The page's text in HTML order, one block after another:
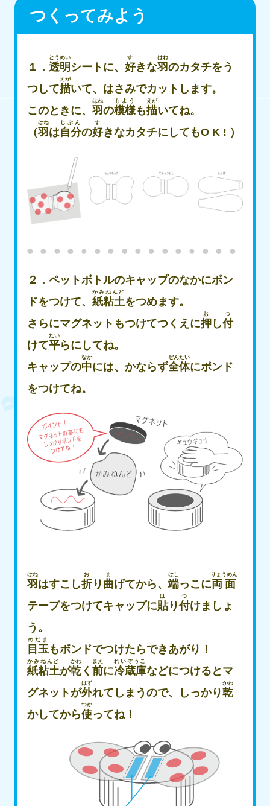
つくってみよう
１． 透明
とうめい
シートに、 好
す
きな羽
はね
のカタチをう
つして描
えが
いて、はさみでカットします。
このときに、 羽
はね
の模様
もよう
も描
えが
いてね。
（羽
はね
は自分
じぶん
の好
す
きなカタチにしてもO K ! ）
２．ペットボトルのキャップのなかにボン
ドをつけて、 紙粘土
かみねんど
をつめます。
さらにマグネットもつけてつくえに押
お
し付
つ
けて平
たい
らにしてね。
キャップの中
なか
には、かならず全体
ぜんたい
にボンド
をつけてね。
羽
はね
はすこし折
お
り曲
ま
げてから、 端
はし
っこに両面
りょうめん
テープをつけてキャップに貼
は
り付
つ
けましょ
う。
目玉
めだま
もボンドでつけたらできあがり！
紙粘土
かみねんど
が乾
かわ
く 前
まえ
に冷蔵庫
れいぞうこ
などにつけるとマ
グネットが外
はず
れてしまうので、しっかり乾
かわ
かしてから使
つか
ってね！